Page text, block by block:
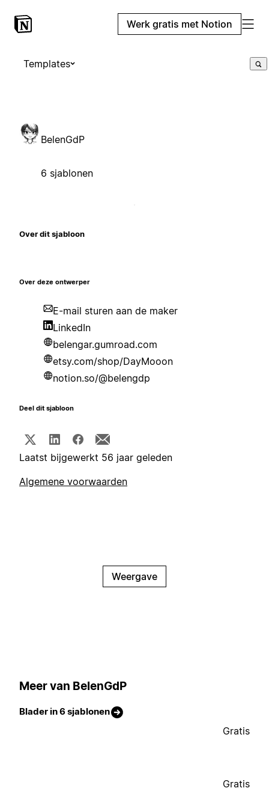
Werk gratis met Notion
Templates
BelenGdP
6 sjablonen
Over dit sjabloon
Over deze ontwerper
E-mail sturen aan de maker
LinkedIn
belengar.gumroad.com
etsy.com/shop/DayMooon
notion.so/@belengdp
Deel dit sjabloon
Laatst bijgewerkt 56 jaar geleden
Algemene voorwaarden
Weergave
Meer van BelenGdP
Blader in 6 sjablonen
Gratis
Gratis